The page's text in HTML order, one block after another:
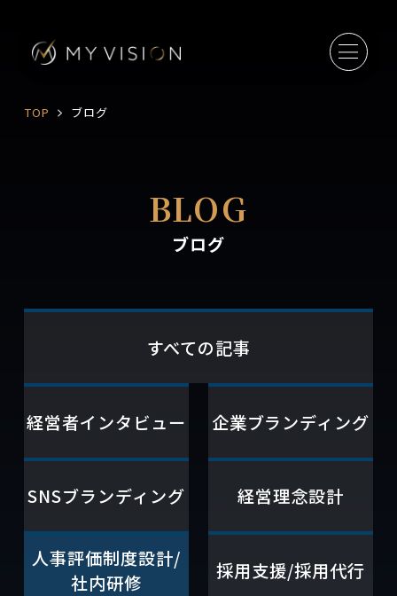
TOP ブログ
BLOG
ブログ
すべての記事
経営者インタビュー 企業ブランディング
SNSブランディング 経営理念設計
人事評価制度設計/
社内研修
採用支援/採用代行